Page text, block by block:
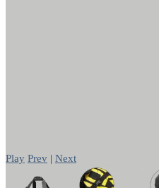
Play Prev | Next